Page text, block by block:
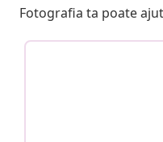
Fotografia ta poate